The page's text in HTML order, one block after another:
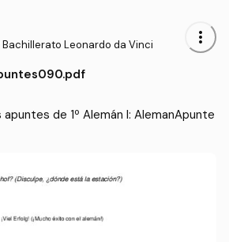
Bachillerato Leonardo da Vinci more_vert
de 1º Alemán I: AlemanApunte